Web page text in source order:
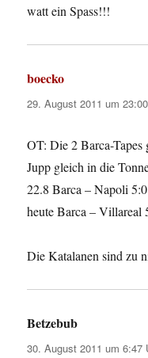
watt ein Spass!!!
boecko
29. August 2011 um
OT: Die 2 Barca-Tapes
Jupp gleich in die
22.8 Barca – Napoli 5:0
heute Barca – Villareal
Die Katalanen sind zu
Betzebub
30. August 2011 um 6:47